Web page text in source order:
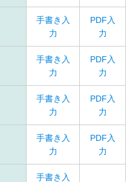
手書き入
力
PDF入
力
手書き入
力
PDF入
力
手書き入
力
PDF入
力
手書き入
力
PDF入
力
手書き入